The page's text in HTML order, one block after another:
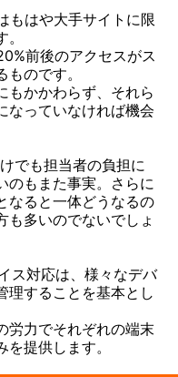
もはや大手サイトに限
前後のアクセスがス
のです。
もかかわらず、それら
なっていなければ機会
でも担当者の負担に
のもまた事実。さらに
なると一体どうなるの
も多いのでないでしょ
ス対応は、様々なデバ
理することを基本とし
労力でそれぞれの端末
提供します。